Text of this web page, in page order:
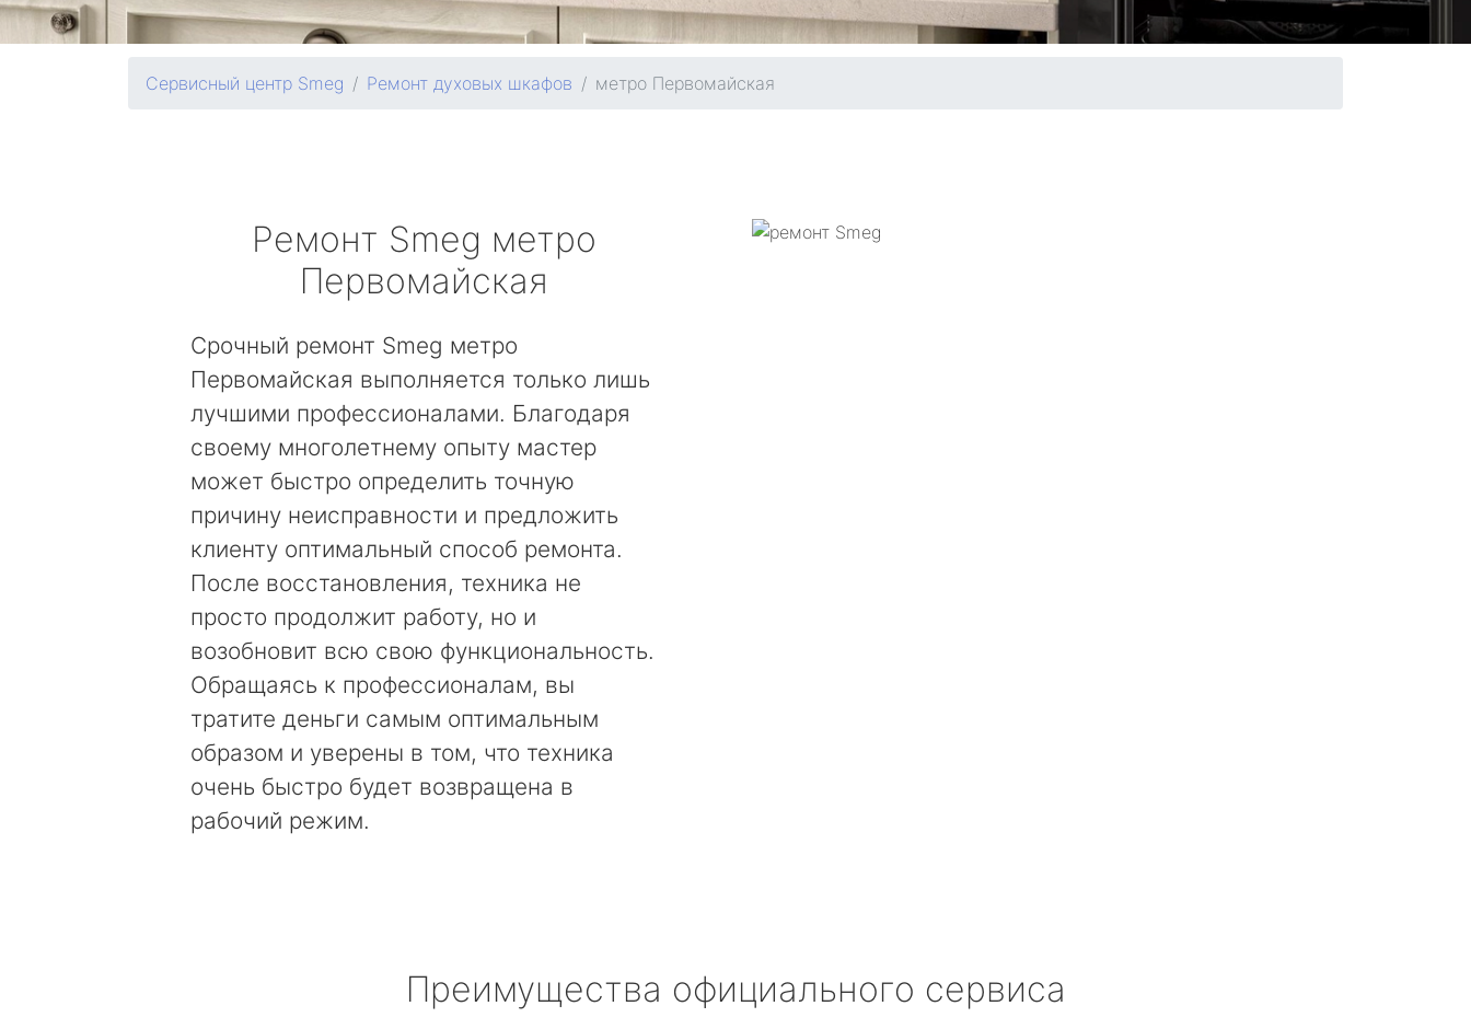
Сервисный центр Smeg Ремонт духовых шкафов метро Первомайская
Ремонт Smeg метро
Первомайская
Срочный ремонт Smeg метро
Первомайская выполняется только лишь
лучшими профессионалами. Благодаря
своему многолетнему опыту мастер
может быстро определить точную
причину неисправности и предложить
клиенту оптимальный способ ремонта.
После восстановления, техника не
просто продолжит работу, но и
возобновит всю свою функциональность.
Обращаясь к профессионалам, вы
тратите деньги самым оптимальным
образом и уверены в том, что техника
очень быстро будет возвращена в
рабочий режим.
Преимущества официального сервиса